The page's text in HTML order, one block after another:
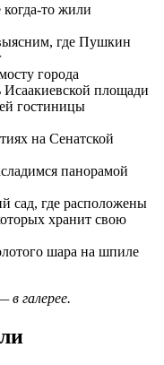
то жили
где Пушкин
города
площади
гостиницы
на Сенатской
панорамой
сад, где расположены
хранит свою
шара на шпиле
в галерее.